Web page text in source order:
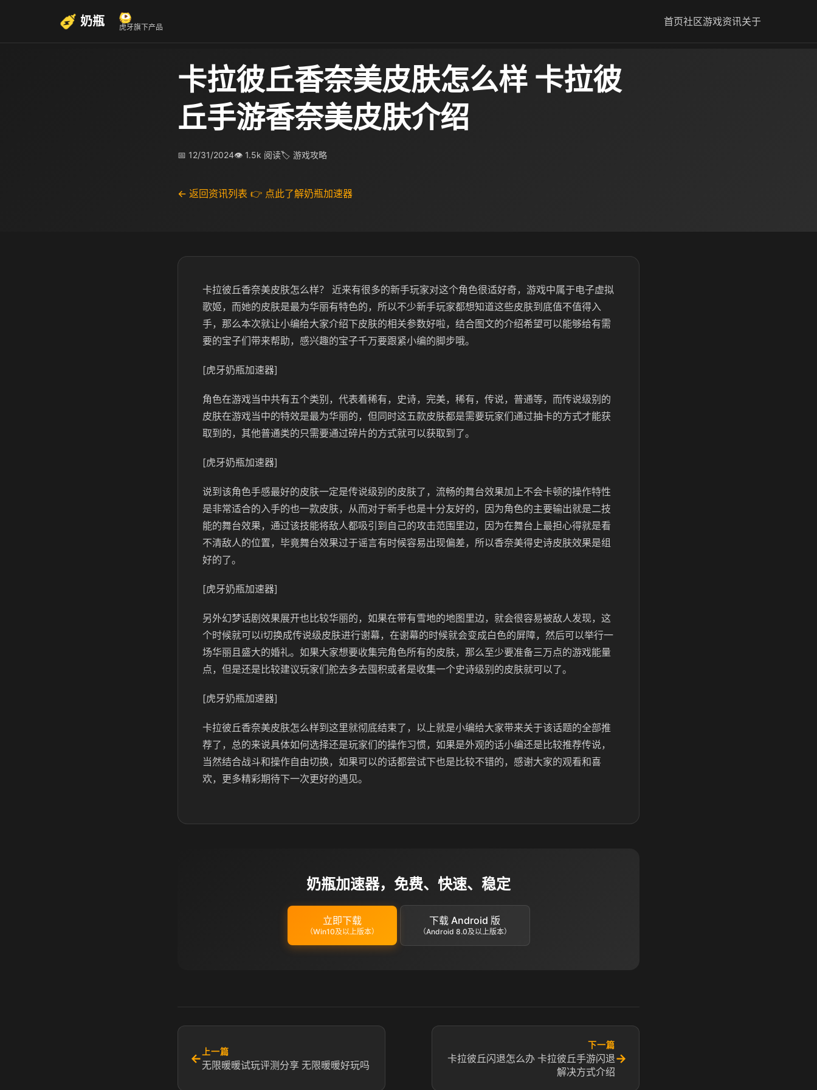
奶瓶 虎牙旗下产品 首页社区游戏资讯关于
卡拉彼丘香奈美皮肤怎么样 卡拉彼
丘手游香奈美皮肤介绍
📅 12/31/2024👁 1.5k 阅读🏷 游戏攻略
← 返回资讯列表 👉 点此了解奶瓶加速器
卡拉彼丘香奈美皮肤怎么样？ 近来有很多的新手玩家对这个角色很适好奇，游戏中属于电子虚拟
歌姬，而她的皮肤是最为华丽有特色的，所以不少新手玩家都想知道这些皮肤到底值不值得入
手，那么本次就让小编给大家介绍下皮肤的相关参数好啦，结合图文的介绍希望可以能够给有需
要的宝子们带来帮助，感兴趣的宝子千万要跟紧小编的脚步哦。
[虎牙奶瓶加速器]
角色在游戏当中共有五个类别，代表着稀有，史诗，完美，稀有，传说，普通等，而传说级别的
皮肤在游戏当中的特效是最为华丽的，但同时这五款皮肤都是需要玩家们通过抽卡的方式才能获
取到的，其他普通类的只需要通过碎片的方式就可以获取到了。
[虎牙奶瓶加速器]
说到该角色手感最好的皮肤一定是传说级别的皮肤了，流畅的舞台效果加上不会卡顿的操作特性
是非常适合的入手的也一款皮肤，从而对于新手也是十分友好的，因为角色的主要输出就是二技
能的舞台效果，通过该技能将敌人都吸引到自己的攻击范围里边，因为在舞台上最担心得就是看
不清敌人的位置，毕竟舞台效果过于谣言有时候容易出现偏差，所以香奈美得史诗皮肤效果是组
好的了。
[虎牙奶瓶加速器]
另外幻梦话剧效果展开也比较华丽的，如果在带有雪地的地图里边，就会很容易被敌人发现，这
个时候就可以i切换成传说级皮肤进行谢幕，在谢幕的时候就会变成白色的屏障，然后可以举行一
场华丽且盛大的婚礼。如果大家想要收集完角色所有的皮肤，那么至少要准备三万点的游戏能量
点，但是还是比较建议玩家们舵去多去囤积或者是收集一个史诗级别的皮肤就可以了。
[虎牙奶瓶加速器]
卡拉彼丘香奈美皮肤怎么样到这里就彻底结束了，以上就是小编给大家带来关于该话题的全部推
荐了，总的来说具体如何选择还是玩家们的操作习惯，如果是外观的话小编还是比较推荐传说，
当然结合战斗和操作自由切换，如果可以的话都尝试下也是比较不错的，感谢大家的观看和喜
欢，更多精彩期待下一次更好的遇见。
奶瓶加速器，免费、快速、稳定
立即下载
（Win10及以上版本）
下载 Android 版
（Android 8.0及以上版本）
← 上一篇
无限暖暖试玩评测分享 无限暖暖好玩吗
下一篇
卡拉彼丘闪退怎么办 卡拉彼丘手游闪退
解决方式介绍
→